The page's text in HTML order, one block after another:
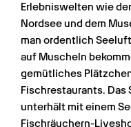
Erlebniswelten wie
Nordsee und dem
man ordentlich
auf Muscheln
gemütliches
Fischrestaurants.
unterhält mit einem
Fischräuchern-